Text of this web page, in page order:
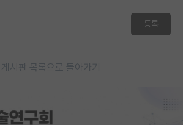
등록
게시판 목록으로 돌아가기